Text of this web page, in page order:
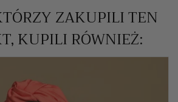
ZAKUPILI TEN
KUPILI RÓWNIEŻ: